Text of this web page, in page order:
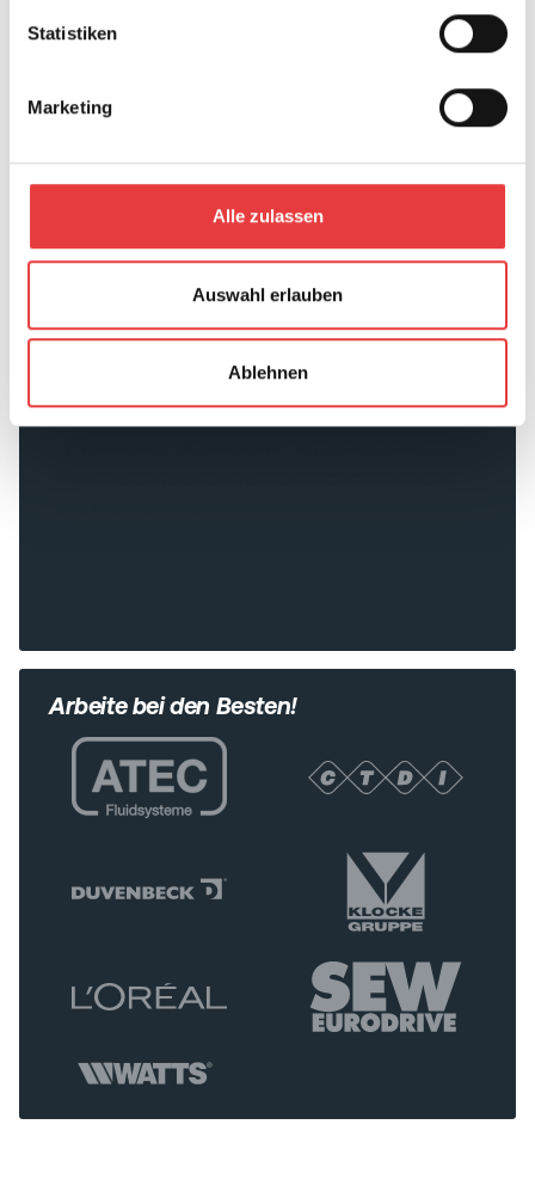
Statistiken
Marketing
Alle zulassen
Auswahl erlauben
Ablehnen
beweisen und Erfahrung zu sammeln.
Immer gut versorgt
Arbeite bei den Besten!